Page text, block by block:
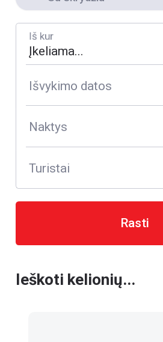
Iš kur
Išvykimo datos
Naktys
Turistai
Rasti
Ieškoti kelionių...